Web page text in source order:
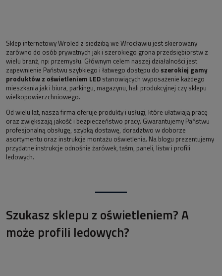
Sklep internetowy Wroled z siedzibą we Wrocławiu jest skierowany
zarówno do osób prywatnych jak i szerokiego grona przedsiębiorstw z
wielu branż, np: przemysłu. Głównym celem naszej działalności jest
zapewnienie Państwu szybkiego i łatwego dostępu do szerokiej gamy
produktów z oświetleniem LED stanowiących wyposażenie każdego
mieszkania jak i biura, parkingu, magazynu, hali produkcyjnej czy sklepu
wielkopowierzchniowego.
Od wielu lat, nasza firma oferuje produkty i usługi, które ułatwiają pracę
oraz zwiększają jakość i bezpieczeństwo pracy. Gwarantujemy Państwu
profesjonalną obsługę, szybką dostawę, doradztwo w doborze
asortymentu oraz instrukcje montażu oświetlenia. Na blogu prezentujemy
przydatne instrukcje odnośnie żarówek, taśm, paneli, listw i profili
ledowych.
Szukasz sklepu z oświetleniem? A
może profili ledowych?